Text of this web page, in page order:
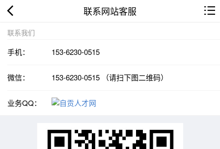
联系网站客服
联系我们
手机： 153-6230-0515
微信： 153-6230-0515 （请扫下图二维码）
业务QQ：